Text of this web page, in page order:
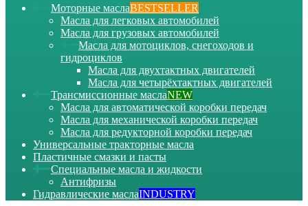
Моторные маслаBESTSELLER
Масла для легковых автомобилей
Масла для грузовых автомобилей
Масла для мотоциклов, снегоходов и
гидроциклов
Масла для двухтактных двигателей
Масла для четырёхтактных двигателей
Трансмиссионные маслаNEW
Масла для автоматической коробки передач
Масла для механической коробки передач
Масла для редукторной коробки передач
Универсальные тракторные масла
Пластичные смазки и пасты
Специальные масла и жидкости
Антифризы
Гидравлические маслаINDUSTRY